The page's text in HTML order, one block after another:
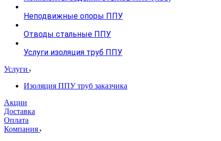
Неподвижные опоры ППУ
Отводы стальные ППУ
Услуги изоляция труб ППУ
Услуги
Изоляция ППУ труб заказчика
Акции
Доставка
Оплата
Компания